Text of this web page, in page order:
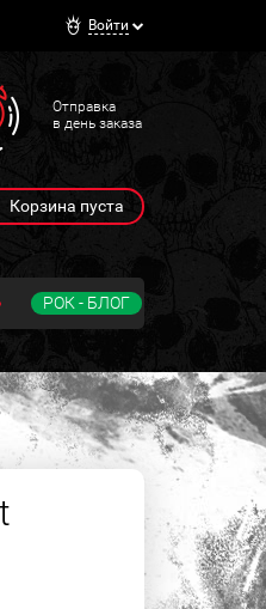
Войти
Отправка
в день заказа
Корзина пуста
РОК - БЛОГ